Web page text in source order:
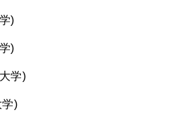
)
)
学)
)